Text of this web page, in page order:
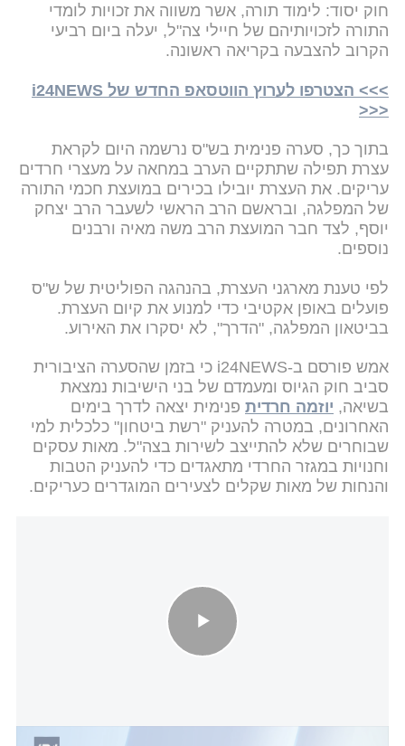
חוק יסוד: לימוד תורה, אשר משווה את זכויות לומדי
התורה לזכויותיהם של חיילי צה"ל, יעלה ביום רביעי
הקרוב להצבעה בקריאה ראשונה.
>>> הצטרפו לערוץ הווטסאפ החדש של i24NEWS
<<<
בתוך כך, סערה פנימית בש"ס נרשמה היום לקראת
עצרת תפילה שתתקיים הערב במחאה על מעצרי חרדים
עריקים. את העצרת יובילו בכירים במועצת חכמי התורה
של המפלגה, ובראשם הרב הראשי לשעבר הרב יצחק
יוסף, לצד חבר המועצת הרב משה מאיה ורבנים
נוספים.
לפי טענת מארגני העצרת, בהנהגה הפוליטית של ש"ס
פועלים באופן אקטיבי כדי למנוע את קיום העצרת.
בביטאון המפלגה, "הדרך", לא יסקרו את האירוע.
אמש פורסם ב-i24NEWS כי בזמן שהסערה הציבורית
סביב חוק הגיוס ומעמדם של בני הישיבות נמצאת
בשיאה, יוזמה חרדית פנימית יצאה לדרך בימים
האחרונים, במטרה להעניק "רשת ביטחון" כלכלית למי
שבוחרים שלא להתייצב לשירות בצה"ל. מאות עסקים
וחנויות במגזר החרדי מתאגדים כדי להעניק הטבות
והנחות של מאות שקלים לצעירים המוגדרים כעריקים.
הדיל של נתניהו והחרדים: בקואליציה דוהרים לאישור "חוק יסוד לימוד